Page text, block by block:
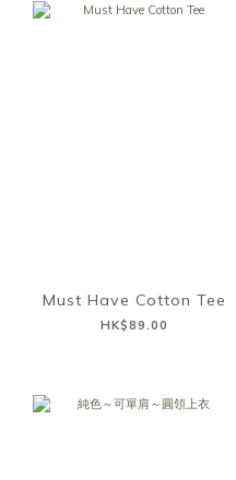
Must Have Cotton Tee
HK$89.00